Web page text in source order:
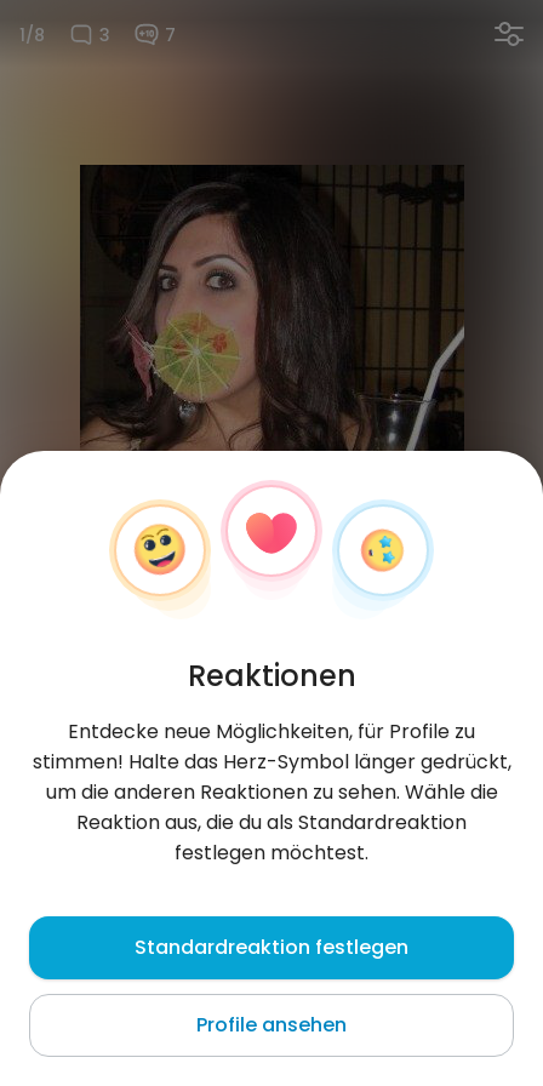
1/8 3 7
Monika ,?
Luxembourg
Zapraszam . Ciocia Monika nie gryzie :)
Reaktionen
Entdecke neue Möglichkeiten, für Profile zu
stimmen! Halte das Herz-Symbol länger gedrückt,
um die anderen Reaktionen zu sehen. Wähle die
Reaktion aus, die du als Standardreaktion
festlegen möchtest.
Standardreaktion festlegen
Profile ansehen